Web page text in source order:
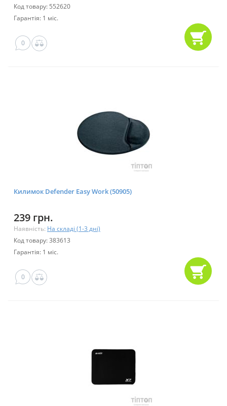
Код товару: 552620
Гарантія: 1 міс.
0
Килимок Defender Easy Work (50905)
239 грн.
Наявність: На складі (1-3 дні)
Код товару: 383613
Гарантія: 1 міс.
0